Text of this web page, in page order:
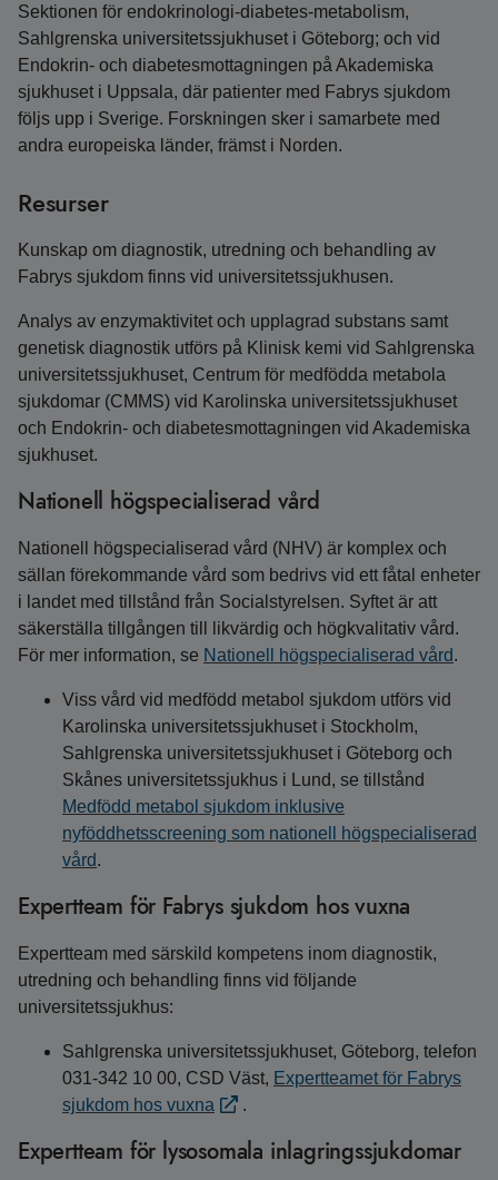
Sektionen för endokrinologi-diabetes-metabolism,
Sahlgrenska universitetssjukhuset i Göteborg; och vid
Endokrin- och diabetesmottagningen på Akademiska
sjukhuset i Uppsala, där patienter med Fabrys sjukdom
följs upp i Sverige. Forskningen sker i samarbete med
andra europeiska länder, främst i Norden.
Resurser
Kunskap om diagnostik, utredning och behandling av
Fabrys sjukdom finns vid universitetssjukhusen.
Analys av enzymaktivitet och upplagrad substans samt
genetisk diagnostik utförs på Klinisk kemi vid Sahlgrenska
universitetssjukhuset, Centrum för medfödda metabola
sjukdomar (CMMS) vid Karolinska universitetssjukhuset
och Endokrin- och diabetesmottagningen vid Akademiska
sjukhuset.
Nationell högspecialiserad vård
Nationell högspecialiserad vård (NHV) är komplex och
sällan förekommande vård som bedrivs vid ett fåtal enheter
i landet med tillstånd från Socialstyrelsen. Syftet är att
säkerställa tillgången till likvärdig och högkvalitativ vård.
För mer information, se Nationell högspecialiserad vård.
Viss vård vid medfödd metabol sjukdom utförs vid
Karolinska universitetssjukhuset i Stockholm,
Sahlgrenska universitetssjukhuset i Göteborg och
Skånes universitetssjukhus i Lund, se tillstånd
Medfödd metabol sjukdom inklusive
nyföddhetsscreening som nationell högspecialiserad
vård.
Expertteam för Fabrys sjukdom hos vuxna
Expertteam med särskild kompetens inom diagnostik,
utredning och behandling finns vid följande
universitetssjukhus:
Sahlgrenska universitetssjukhuset, Göteborg, telefon
031-342 10 00, CSD Väst, Expertteamet för Fabrys
sjukdom hos vuxna
.
Expertteam för lysosomala inlagringssjukdomar